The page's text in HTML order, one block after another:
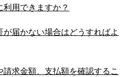
用できますか？
届かない場合はどうすればよ
求金額、支払額を確認するこ